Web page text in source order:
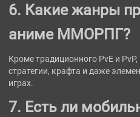
6. Какие жанры
аниме ММОРПГ?
Кроме традиционного PvE и
стратегии, крафта и даже
играх.
7. Есть ли